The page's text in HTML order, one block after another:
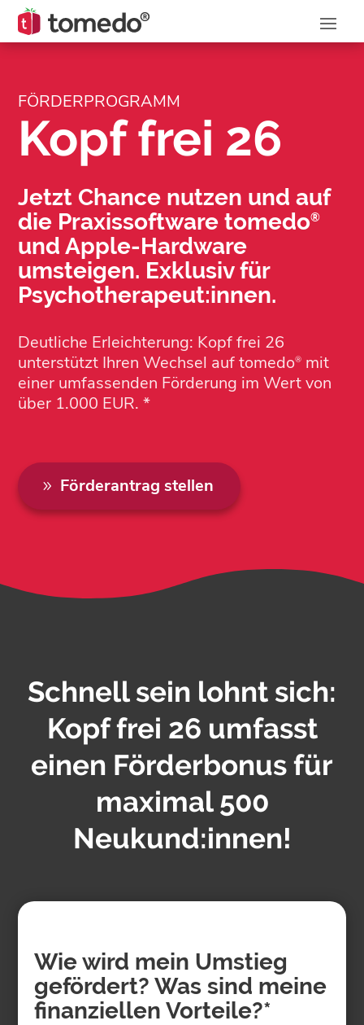
FÖRDERPROGRAMM
Kopf frei 26
Jetzt Chance nutzen und auf
die Praxissoftware tomedo®
und Apple-Hardware
umsteigen. Exklusiv für
Psychotherapeut:innen.
Deutliche Erleichterung: Kopf frei 26
unterstützt Ihren Wechsel auf tomedo® mit
einer umfassenden Förderung im Wert von
über 1.000 EUR. *
Förderantrag stellen
Schnell sein lohnt sich:
Kopf frei 26 umfasst
einen Förderbonus für
maximal 500
Neukund:innen!
Wie wird mein Umstieg
gefördert? Was sind meine
finanziellen Vorteile?*